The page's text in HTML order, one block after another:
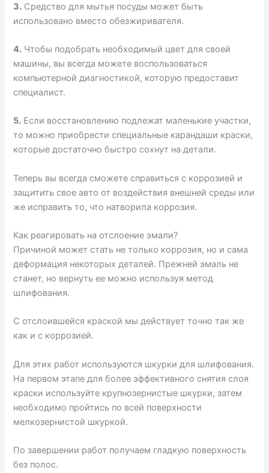
3. Средство для мытья посуды может быть
использовано вместо обезжиривателя.
4. Чтобы подобрать необходимый цвет для своей
машины, вы всегда можете воспользоваться
компьютерной диагностикой, которую предоставит
специалист.
5. Если восстановлению подлежат маленькие участки,
то можно приобрести специальные карандаши краски,
которые достаточно быстро сохнут на детали.
Теперь вы всегда сможете справиться с коррозией и
защитить свое авто от воздействия внешней среды или
же исправить то, что натворила коррозия.
Как реагировать на отслоение эмали?
Причиной может стать не только коррозия, но и сама
деформация некоторых деталей. Прежней эмаль не
станет, но вернуть ее можно используя метод
шлифования.
С отслоившейся краской мы действует точно так же
как и с коррозией.
Для этих работ используются шкурки для шлифования.
На первом этапе для более эффективного снятия слоя
краски используйте крупнозернистые шкурки, затем
необходимо пройтись по всей поверхности
мелкозернистой шкуркой.
По завершении работ получаем гладкую поверхность
без полос.